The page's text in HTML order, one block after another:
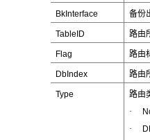
BkInterface 备份
TableID 路由
Flag 路由
DbIndex 路由
Type 路由
·
·